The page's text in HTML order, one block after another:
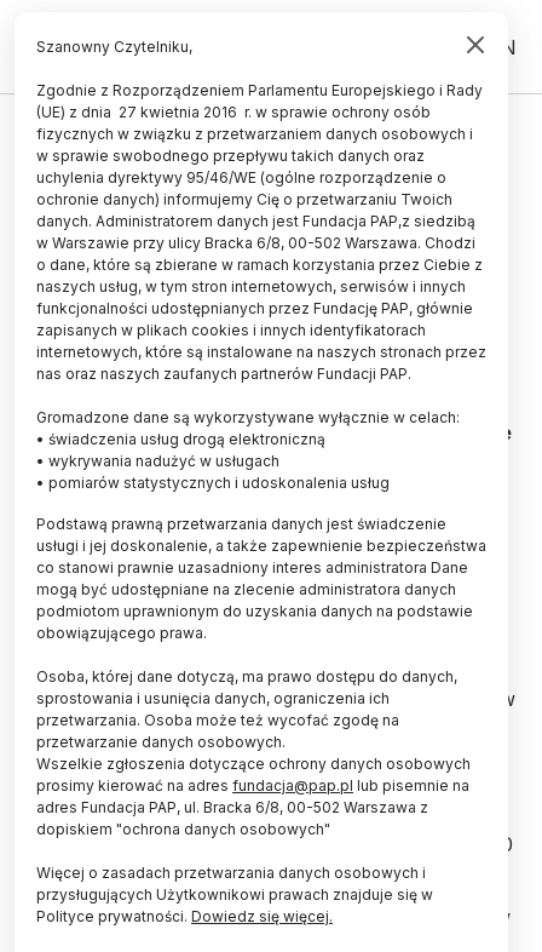
PL EN
Żelazo jest dobre dla zmęczonych
kobiet
08.06.2012
aktualizacja: 08.06.2012
1 minuta czytania
Fot. Fotolia
Suplementy żelaza mogą pomóc skarżącym się na
zmęczenie kobietom - nawet jeśli wyniki badań nie
wskazują na anemię - informuje" Canadian
Medical Association Journal".
Poważny niedobór żelaza to najczęstsza przyczyna
anemii. Osoby z takim niedoborem czują się senne i
osłabione.
Przeprowadzone w Szwajcarii przez naukowców z
uniwersytetu w Lozannie badania objęły 198 kobiet w
wieku reprodukcyjnym - od 18 do 53 lat. Wszystkie
skarżyły się na zmęczenie bez wyraźnej przyczyny.
Wiadomo, że menstruacja wiąże się z utratą żelaza.
Połowie pacjentek codziennie podawano doustnie 80
miligramów żelaza w postaci tabletek, podczas gdy
pozostałe dostawały tylko placebo - udające lek
tabletki z cukrem. Przed rozpoczęciem brania leków
Szanowny Czytelniku,
Zgodnie z Rozporządzeniem Parlamentu Europejskiego i Rady
(UE) z dnia 27 kwietnia 2016 r. w sprawie ochrony osób
fizycznych w związku z przetwarzaniem danych osobowych i
w sprawie swobodnego przepływu takich danych oraz
uchylenia dyrektywy 95/46/WE (ogólne rozporządzenie o
ochronie danych) informujemy Cię o przetwarzaniu Twoich
danych. Administratorem danych jest Fundacja PAP,z siedzibą
w Warszawie przy ulicy Bracka 6/8, 00-502 Warszawa. Chodzi
o dane, które są zbierane w ramach korzystania przez Ciebie z
naszych usług, w tym stron internetowych, serwisów i innych
funkcjonalności udostępnianych przez Fundację PAP, głównie
zapisanych w plikach cookies i innych identyfikatorach
internetowych, które są instalowane na naszych stronach przez
nas oraz naszych zaufanych partnerów Fundacji PAP.
Gromadzone dane są wykorzystywane wyłącznie w celach:
• świadczenia usług drogą elektroniczną
• wykrywania nadużyć w usługach
• pomiarów statystycznych i udoskonalenia usług
Podstawą prawną przetwarzania danych jest świadczenie
usługi i jej doskonalenie, a także zapewnienie bezpieczeństwa
co stanowi prawnie uzasadniony interes administratora Dane
mogą być udostępniane na zlecenie administratora danych
podmiotom uprawnionym do uzyskania danych na podstawie
obowiązującego prawa.
Osoba, której dane dotyczą, ma prawo dostępu do danych,
sprostowania i usunięcia danych, ograniczenia ich
przetwarzania. Osoba może też wycofać zgodę na
przetwarzanie danych osobowych.
Wszelkie zgłoszenia dotyczące ochrony danych osobowych
prosimy kierować na adres fundacja@pap.pl lub pisemnie na
adres Fundacja PAP, ul. Bracka 6/8, 00-502 Warszawa z
dopiskiem "ochrona danych osobowych"
Więcej o zasadach przetwarzania danych osobowych i
przysługujących Użytkownikowi prawach znajduje się w
Polityce prywatności. Dowiedz się więcej.